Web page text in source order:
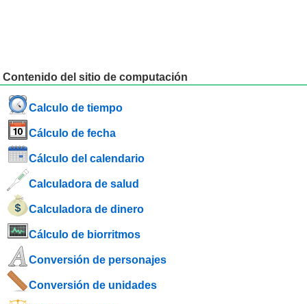
Contenido del sitio de computación
Calculo de tiempo
Cálculo de fecha
Cálculo del calendario
Calculadora de salud
Calculadora de dinero
Cálculo de biorritmos
Conversión de personajes
Conversión de unidades